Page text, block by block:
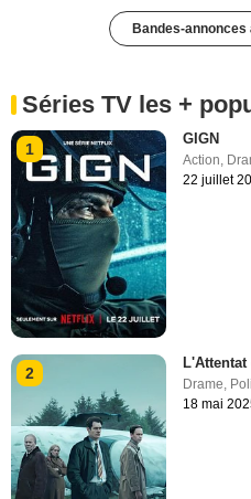
Bandes-annonces
Séries TV les +
1
GIGN
Action,
22 juillet
2
Drame,
18 mai